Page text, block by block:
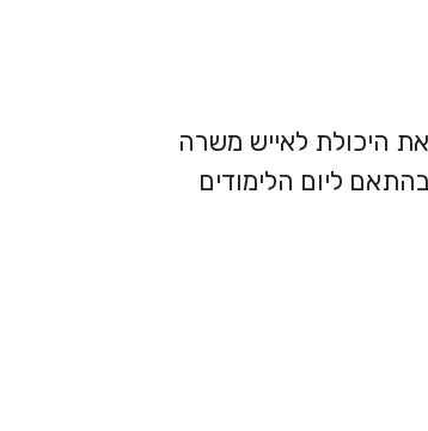
היכולת לאייש משרה
ליום הלימודים